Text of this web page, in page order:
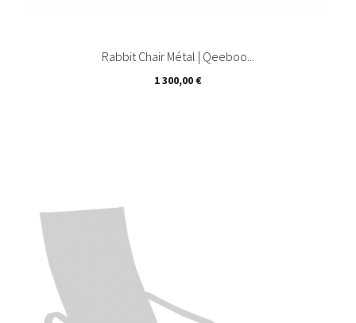
Rabbit Chair Métal | Qeeboo...
Prix
1 300,00 €